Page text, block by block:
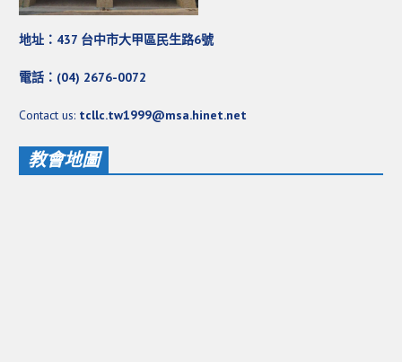
地址：437 台中市大甲區民生路6號
電話：(04) 2676-0072
Contact us: tcllc.tw1999@msa.hinet.net
教會地圖